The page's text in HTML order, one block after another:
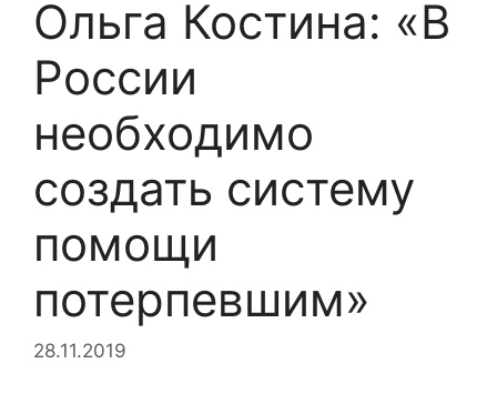
Ольга Костина: «В
России
необходимо
создать систему
помощи
потерпевшим»
28.11.2019